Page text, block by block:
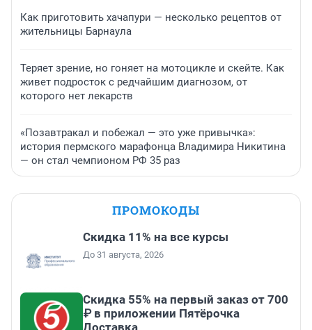
Как приготовить хачапури — несколько рецептов от
жительницы Барнаула
Теряет зрение, но гоняет на мотоцикле и скейте. Как
живет подросток с редчайшим диагнозом, от
которого нет лекарств
«Позавтракал и побежал — это уже привычка»:
история пермского марафонца Владимира Никитина
— он стал чемпионом РФ 35 раз
ПРОМОКОДЫ
Скидка 11% на все курсы
До 31 августа, 2026
Скидка 55% на первый заказ от 700
₽ в приложении Пятёрочка